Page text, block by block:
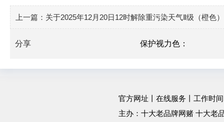
上一篇： 关于2025年12月20日12时解除重污染天气Ⅱ级（橙色
保护视力色：
分享
官方网址 在线服务 丨工作时
主办：十大老品牌网赌 十大老